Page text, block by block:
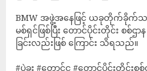
BMW အဖွဲ့အနေဖြင့် ယခုတိုက်ခိုက်
မစ်ရှင်ဖြစ်ပြီး တောင်ပိုင်းတိုင်း စ
ခြင်းလည်းဖြစ် ကြောင်း သိရသည်။
#ပဲခူး #တောင်ငူ #တောင်ပိုင်းတိုင်းစစ်